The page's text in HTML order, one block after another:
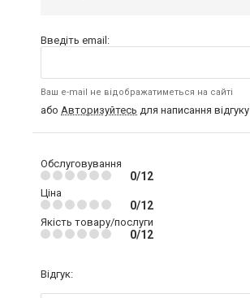
Введіть email:
Ваш e-mail не відображатиметься на сайті
або Авторизуйтесь для написання відгуку
Обслуговування
0/12
Ціна
0/12
Якість товару/послуги
0/12
Відгук: